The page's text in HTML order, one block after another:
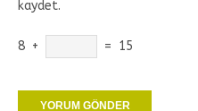
kaydet.
8 + = 15